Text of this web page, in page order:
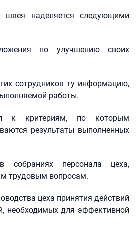
наделяется следующими
по улучшению своих
сотрудников ту информацию,
работы.
к критериям, по которым
результаты выполненных
собраниях персонала цеха,
трудовым вопросам.
цеха принятия действий
необходимых для эффективной